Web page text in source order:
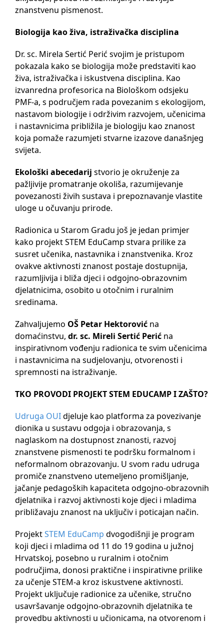
znanstvenu pismenost.
Biologija kao živa, istraživačka disciplina
Dr. sc. Mirela Sertić Perić svojim je pristupom
pokazala kako se biologija može predstaviti kao
živa, istraživačka i iskustvena disciplina. Kao
izvanredna profesorica na Biološkom odsjeku
PMF-a, s područjem rada povezanim s ekologijom,
nastavom biologije i održivim razvojem, učenicima
i nastavnicima približila je biologiju kao znanost
koja pomaže razumjeti stvarne izazove današnjeg
svijeta.
Ekološki abecedarij stvorio je okruženje za
pažljivije promatranje okoliša, razumijevanje
povezanosti živih sustava i prepoznavanje vlastite
uloge u očuvanju prirode.
Radionica u Starom Gradu još je jedan primjer
kako projekt STEM EduCamp stvara prilike za
susret učenika, nastavnika i znanstvenika. Kroz
ovakve aktivnosti znanost postaje dostupnija,
razumljivija i bliža djeci i odgojno-obrazovnim
djelatnicima, osobito u otočnim i ruralnim
sredinama.
Zahvaljujemo OŠ Petar Hektorović na
domaćinstvu, dr. sc. Mireli Sertić Perić na
inspirativnom vođenju radionica te svim učenicima
i nastavnicima na sudjelovanju, otvorenosti i
spremnosti na istraživanje.
TKO PROVODI PROJEKT STEM EDUCAMP I ZAŠTO?
Udruga OUIdjeluje kao platforma za povezivanje
dionika u sustavu odgoja i obrazovanja, s
naglaskom na dostupnost znanosti, razvoj
znanstvene pismenosti te podršku formalnom i
neformalnom obrazovanju. U svom radu udruga
promiče znanstveno utemeljeno promišljanje,
jačanje pedagoških kapaciteta odgojno-obrazovnih
djelatnika i razvoj aktivnosti koje djeci i mladima
približavaju znanost na uključiv i poticajan način.
ProjektSTEM EduCamp dvogodišnji je program
koji djeci i mladima od 11 do 19 godina u južnoj
Hrvatskoj, posebno u ruralnim i otočnim
područjima, donosi praktične i inspirativne prilike
za učenje STEM-a kroz iskustvene aktivnosti.
Projekt uključuje radionice za učenike, stručno
usavršavanje odgojno-obrazovnih djelatnika te
provedbu aktivnosti u učionicama, na otvorenom i